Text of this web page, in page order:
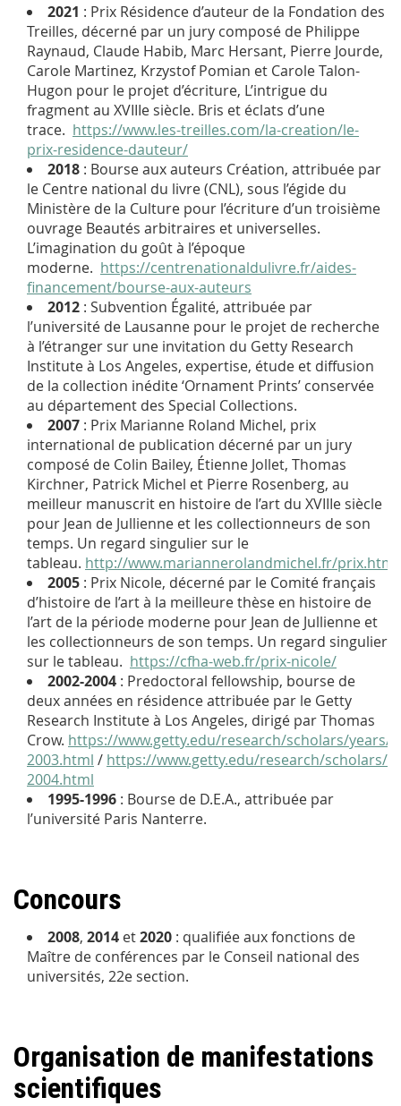
2021 : Prix Résidence d’auteur de la Fondation des
Treilles, décerné par un jury composé de Philippe
Raynaud, Claude Habib, Marc Hersant, Pierre Jourde,
Carole Martinez, Krzystof Pomian et Carole Talon-
Hugon pour le projet d’écriture, L’intrigue du
fragment au XVIIIe siècle. Bris et éclats d’une
trace. https://www.les-treilles.com/la-creation/le-
prix-residence-dauteur/
2018 : Bourse aux auteurs Création, attribuée par
le Centre national du livre (CNL), sous l’égide du
Ministère de la Culture pour l’écriture d’un troisième
ouvrage Beautés arbitraires et universelles.
L’imagination du goût à l’époque
moderne. https://centrenationaldulivre.fr/aides-
financement/bourse-aux-auteurs
2012 : Subvention Égalité, attribuée par
l’université de Lausanne pour le projet de recherche
à l’étranger sur une invitation du Getty Research
Institute à Los Angeles, expertise, étude et diffusion
de la collection inédite ‘Ornament Prints’ conservée
au département des Special Collections.
2007 : Prix Marianne Roland Michel, prix
international de publication décerné par un jury
composé de Colin Bailey, Étienne Jollet, Thomas
Kirchner, Patrick Michel et Pierre Rosenberg, au
meilleur manuscrit en histoire de l’art du XVIIIe siècle
pour Jean de Jullienne et les collectionneurs de son
temps. Un regard singulier sur le
tableau. http://www.mariannerolandmichel.fr/prix.html
2005 : Prix Nicole, décerné par le Comité français
d’histoire de l’art à la meilleure thèse en histoire de
l’art de la période moderne pour Jean de Jullienne et
les collectionneurs de son temps. Un regard singulier
sur le tableau. https://cfha-web.fr/prix-nicole/
2002-2004 : Predoctoral fellowship, bourse de
deux années en résidence attribuée par le Getty
Research Institute à Los Angeles, dirigé par Thomas
Crow. https://www.getty.edu/research/scholars/years/
2003.html / https://www.getty.edu/research/scholars/
2004.html
1995-1996 : Bourse de D.E.A., attribuée par
l’université Paris Nanterre.
Concours
2008, 2014 et2020 : qualifiée aux fonctions de
Maître de conférences par le Conseil national des
universités, 22e section.
Organisation de manifestations
scientifiques